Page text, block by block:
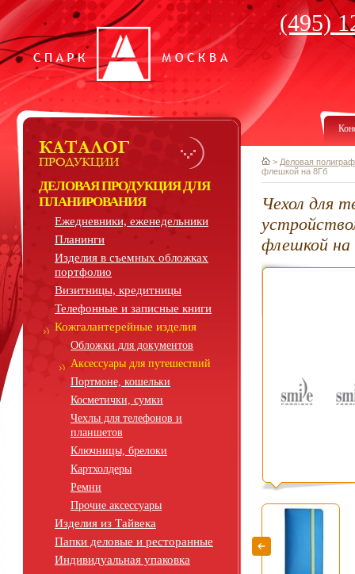
(495)
ДЕЛОВАЯ ПРОДУКЦИЯ ДЛЯ
ПЛАНИРОВАНИЯ
Ежедневники, еженедельники
Планинги
Изделия в съемных обложках
портфолио
Визитницы, кредитницы
Телефонные и записные книги
Кожгалантерейные изделия
Обложки для документов
Аксессуары для путешествий
Портмоне, кошельки
Косметички, сумки
Чехлы для телефонов и
планшетов
Ключницы, брелоки
Картхолдеры
Ремни
Прочие аксессуары
Изделия из Тайвека
Папки деловые и ресторанные
Индивидуальная упаковка
> Деловая
флешкой на 8Гб
Чехол для
флешкой на